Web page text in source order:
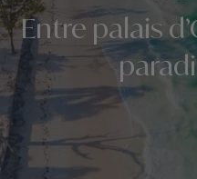
Entre palais